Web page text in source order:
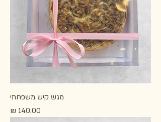
מגש קיש משפחתי
מחיר